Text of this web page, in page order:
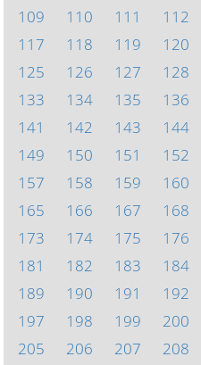
109
110 111 112
117
118 119 120
125
126 127 128
133
134 135 136
141
142 143 144
149
150 151 152
157
158 159 160
165
166 167 168
173
174 175 176
181
182 183 184
189
190 191 192
197
198 199 200
205
206 207 208